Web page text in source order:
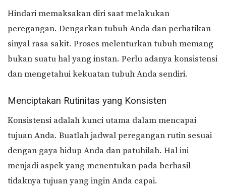
Hindari memaksakan diri saat melakukan
peregangan. Dengarkan tubuh Anda dan perhatikan
sinyal rasa sakit. Proses melenturkan tubuh memang
bukan suatu hal yang instan. Perlu adanya konsistensi
dan mengetahui kekuatan tubuh Anda sendiri.
Menciptakan Rutinitas yang Konsisten
Konsistensi adalah kunci utama dalam mencapai
tujuan Anda. Buatlah jadwal peregangan rutin sesuai
dengan gaya hidup Anda dan patuhilah. Hal ini
menjadi aspek yang menentukan pada berhasil
tidaknya tujuan yang ingin Anda capai.